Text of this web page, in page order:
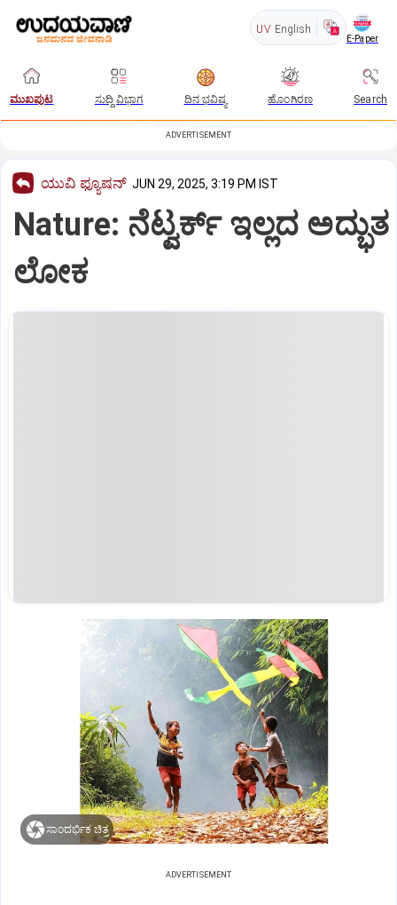
UV English
E-Paper
ಮುಖಪುಟ ಸುದ್ದಿ ವಿಭಾಗ ದಿನ ಭವಿಷ್ಯ ಹೊಂಗಿರಣ Search
ADVERTISEMENT
ಯುವಿ ಫ್ಯೂಷನ್ JUN 29, 2025, 3:19 PM IST
Nature: ನೆಟ್ವರ್ಕ್‌ ಇಲ್ಲದ ಅದ್ಭುತ
ಲೋಕ
ಸಾಂದರ್ಭಿಕ ಚಿತ್ರ
ADVERTISEMENT